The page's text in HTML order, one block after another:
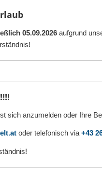
05.09.2026aufgrund
sich anzumelden oder Ihre
oder telefonisch via +43